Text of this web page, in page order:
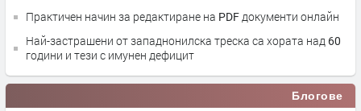
Практичен начин за редактиране на PDF документи онлайн
Най-застрашени от западнонилска треска са хората над 60
години и тези с имунен дефицит
Блогове